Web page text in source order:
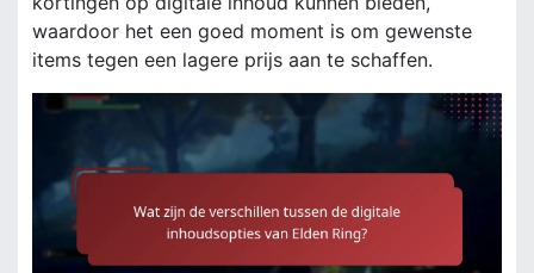
waardoor het een goed moment is om gewenste
items tegen een lagere prijs aan te schaffen.